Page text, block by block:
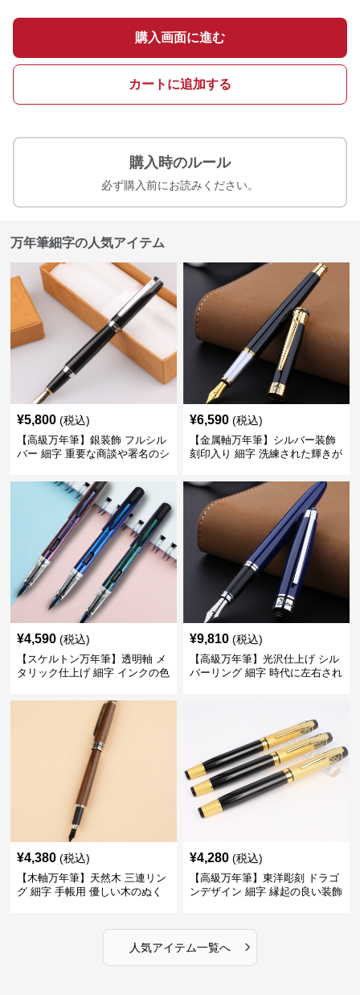
購入画面に進む
カートに追加する
購入時のルール
必ず購入前にお読みください。
万年筆細字の人気アイテム
¥5,800 (税込)
【高級万年筆】銀装飾 フルシル
バー 細字 重要な商談や署名のシ
てくれる
¥6,590 (税込)
【金属軸万年筆】シルバー装飾
刻印入り 細字 洗練された輝きが
¥4,590 (税込)
【スケルトン万年筆】透明軸 メ
タリック仕上げ 細字 インクの色
する
¥9,810 (税込)
【高級万年筆】光沢仕上げ シル
バーリング 細字 時代に左右され
¥4,380 (税込)
【木軸万年筆】天然木 三連リン
グ 細字 手帳用 優しい木のぬく
¥4,280 (税込)
【高級万年筆】東洋彫刻 ドラゴ
ンデザイン 細字 縁起の良い装飾
人気アイテム一覧へ ›